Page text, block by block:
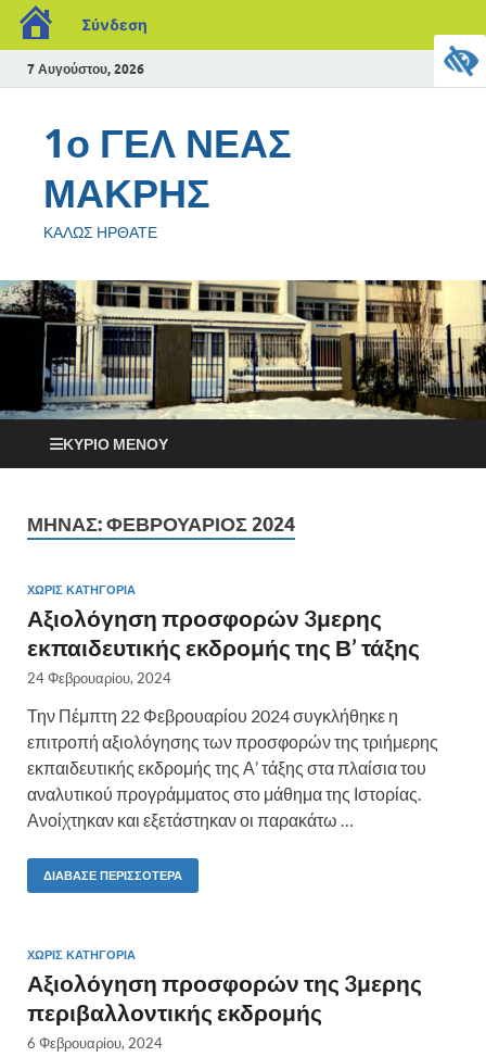
Σύνδεση
7 Αυγούστου, 2026
1ο ΓΕΛ ΝΕΑΣ
ΜΑΚΡΗΣ
ΚΑΛΩΣ ΗΡΘΑΤΕ
ΚΎΡΙΟ ΜΕΝΟΎ
ΜΉΝΑΣ:ΦΕΒΡΟΥΆΡΙΟΣ 2024
ΧΩΡΊΣ ΚΑΤΗΓΟΡΊΑ
Αξιολόγηση προσφορών 3μερης
εκπαιδευτικής εκδρομής της Β’ τάξης
24 Φεβρουαρίου, 2024
Την Πέμπτη 22 Φεβρουαρίου 2024 συγκλήθηκε η
επιτροπή αξιολόγησης των προσφορών της τριήμερης
εκπαιδευτικής εκδρομής της Α’ τάξης στα πλαίσια του
αναλυτικού προγράμματος στο μάθημα της Ιστορίας.
Ανοίχτηκαν και εξετάστηκαν οι παρακάτω …
ΔΙΆΒΑΣΕ ΠΕΡΙΣΣΌΤΕΡΑ
ΧΩΡΊΣ ΚΑΤΗΓΟΡΊΑ
Αξιολόγηση προσφορών της 3μερης
περιβαλλοντικής εκδρομής
6 Φεβρουαρίου, 2024